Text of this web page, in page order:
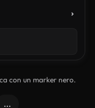
con un marker nero.
...